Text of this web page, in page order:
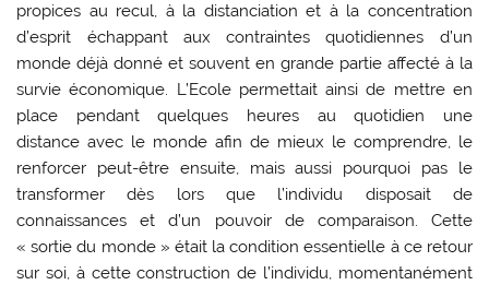
propices au recul, à la distanciation et à la concentration
d’esprit échappant aux contraintes quotidiennes d’un
monde déjà donné et souvent en grande partie affecté à la
survie économique. L’Ecole permettait ainsi de mettre en
place pendant quelques heures au quotidien une
distance avec le monde afin de mieux le comprendre, le
renforcer peut-être ensuite, mais aussi pourquoi pas le
transformer dès lors que l’individu disposait de
connaissances et d’un pouvoir de comparaison. Cette
« sortie du monde » était la condition essentielle à ce retour
sur soi, à cette construction de l’individu, momentanément